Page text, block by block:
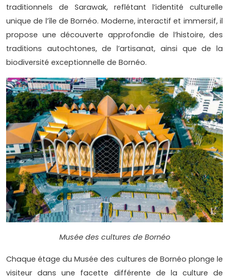
traditionnels de Sarawak, reflétant l’identité culturelle
unique de l’île de Bornéo. Moderne, interactif et immersif, il
propose une découverte approfondie de l’histoire, des
traditions autochtones, de l’artisanat, ainsi que de la
biodiversité exceptionnelle de Bornéo.
Musée des cultures de Bornéo
Chaque étage du Musée des cultures de Bornéo plonge le
visiteur dans une facette différente de la culture de